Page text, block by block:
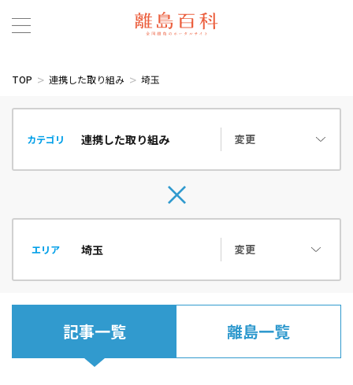
TOP 連携した取り組み 埼玉
カテゴリ 変更
エリア 変更
記事一覧 離島一覧